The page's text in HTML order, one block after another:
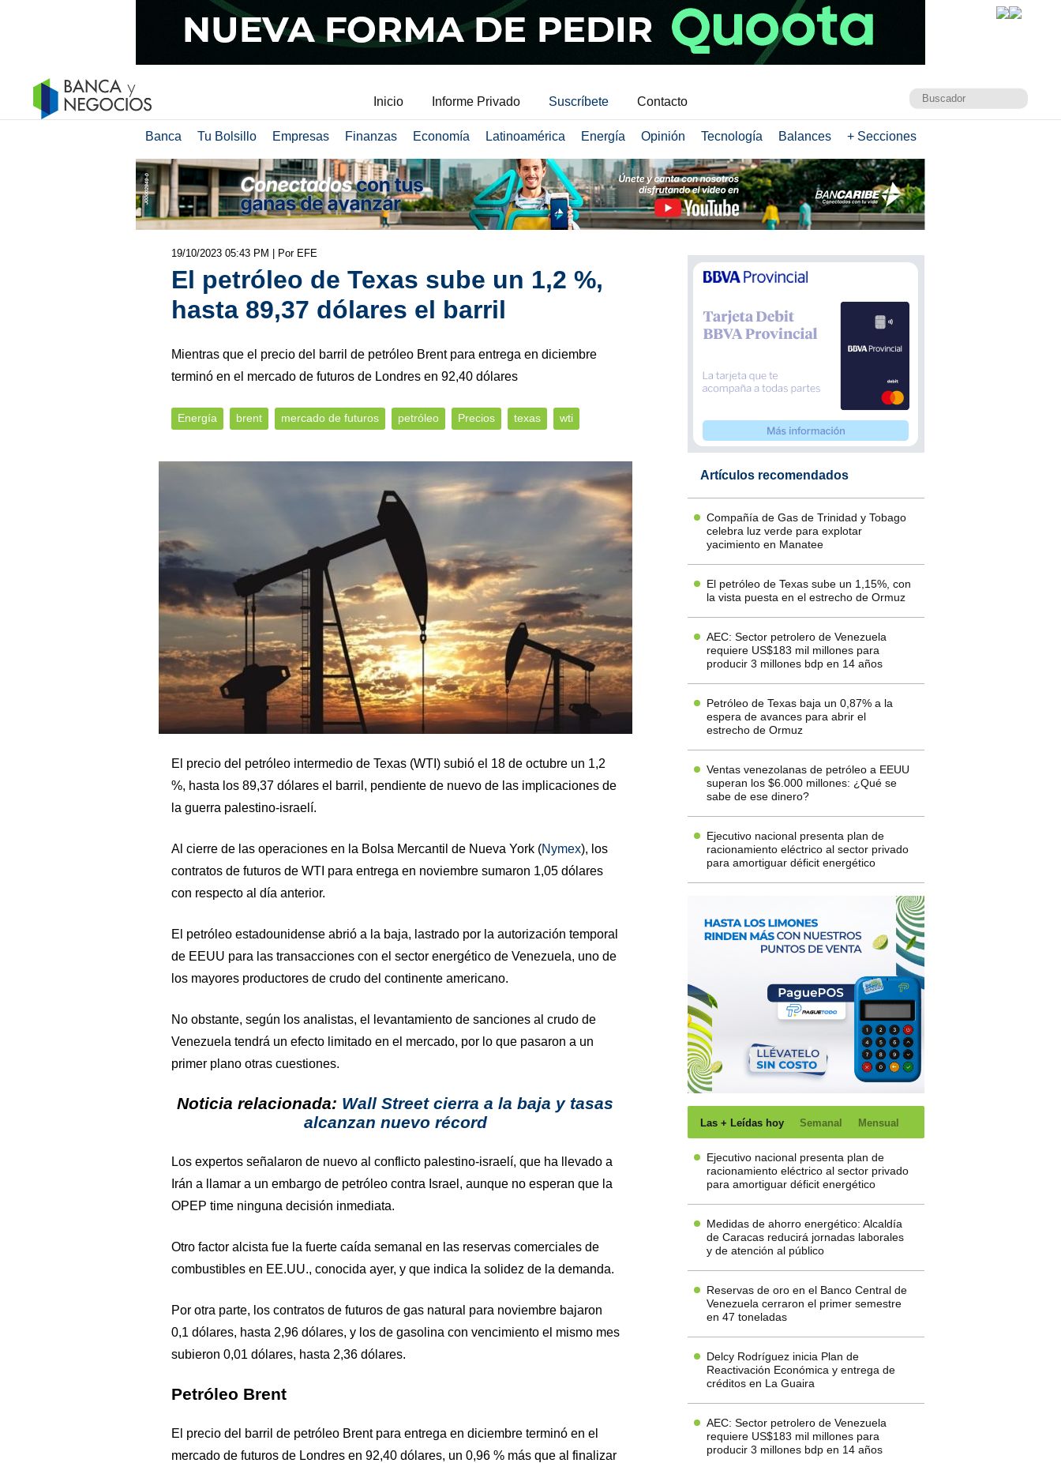
Inicio Informe Privado Suscríbete Contacto
Banca Tu Bolsillo Empresas Finanzas Economía Latinoamérica Energía Opinión Tecnología Balances + Secciones
19/10/2023 05:43 PM | Por EFE
El petróleo de Texas sube un 1,2 %,
hasta 89,37 dólares el barril
Mientras que el precio del barril de petróleo Brent para entrega en diciembre
terminó en el mercado de futuros de Londres en 92,40 dólares
Energía brent mercado de futuros petróleo Precios texas wti
El precio del petróleo intermedio de Texas (WTI) subió el 18 de octubre un 1,2
%, hasta los 89,37 dólares el barril, pendiente de nuevo de las implicaciones de
la guerra palestino-israelí.
Al cierre de las operaciones en la Bolsa Mercantil de Nueva York (Nymex), los
contratos de futuros de WTI para entrega en noviembre sumaron 1,05 dólares
con respecto al día anterior.
El petróleo estadounidense abrió a la baja, lastrado por la autorización temporal
de EEUU para las transacciones con el sector energético de Venezuela, uno de
los mayores productores de crudo del continente americano.
No obstante, según los analistas, el levantamiento de sanciones al crudo de
Venezuela tendrá un efecto limitado en el mercado, por lo que pasaron a un
primer plano otras cuestiones.
Noticia relacionada: Wall Street cierra a la baja y tasas
alcanzan nuevo récord
Los expertos señalaron de nuevo al conflicto palestino-israelí, que ha llevado a
Irán a llamar a un embargo de petróleo contra Israel, aunque no esperan que la
OPEP time ninguna decisión inmediata.
Otro factor alcista fue la fuerte caída semanal en las reservas comerciales de
combustibles en EE.UU., conocida ayer, y que indica la solidez de la demanda.
Por otra parte, los contratos de futuros de gas natural para noviembre bajaron
0,1 dólares, hasta 2,96 dólares, y los de gasolina con vencimiento el mismo mes
subieron 0,01 dólares, hasta 2,36 dólares.
Petróleo Brent
El precio del barril de petróleo Brent para entrega en diciembre terminó en el
mercado de futuros de Londres en 92,40 dólares, un 0,96 % más que al finalizar
Artículos recomendados
Compañía de Gas de Trinidad y Tobago
celebra luz verde para explotar
yacimiento en Manatee
El petróleo de Texas sube un 1,15%, con
la vista puesta en el estrecho de Ormuz
AEC: Sector petrolero de Venezuela
requiere US$183 mil millones para
producir 3 millones bdp en 14 años
Petróleo de Texas baja un 0,87% a la
espera de avances para abrir el
estrecho de Ormuz
Ventas venezolanas de petróleo a EEUU
superan los $6.000 millones: ¿Qué se
sabe de ese dinero?
Ejecutivo nacional presenta plan de
racionamiento eléctrico al sector privado
para amortiguar déficit energético
Las + Leídas hoy Semanal Mensual
Ejecutivo nacional presenta plan de
racionamiento eléctrico al sector privado
para amortiguar déficit energético
Medidas de ahorro energético: Alcaldía
de Caracas reducirá jornadas laborales
y de atención al público
Reservas de oro en el Banco Central de
Venezuela cerraron el primer semestre
en 47 toneladas
Delcy Rodríguez inicia Plan de
Reactivación Económica y entrega de
créditos en La Guaira
AEC: Sector petrolero de Venezuela
requiere US$183 mil millones para
producir 3 millones bdp en 14 años